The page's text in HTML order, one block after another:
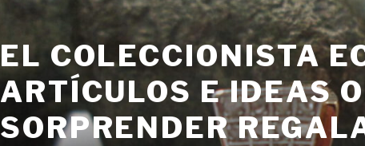
EL COLECCIONISTA
ARTÍCULOS E IDEAS
SORPRENDER